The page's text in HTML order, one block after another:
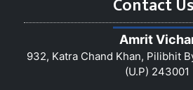
Amrit
932, Katra Chand Khan, Pilibhit
(U.P) 243001